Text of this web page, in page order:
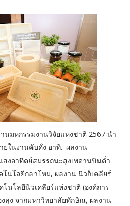
นมหกรรมงานวิจัยแห่งชาติ 2567 นำ
ในงานคับคั่ง อาทิ.. ผลงาน
งอาทิตย์สมรรถนะสูงเพดานบินต่ำ
นโลยีกลาโหม, ผลงาน นิวก็เคลียร์
โนโลยีนิวเคลียร์แห่งชาติ (องค์การ
ลุง จากมหาวิทยาลัยทักษิณ, ผลงาน